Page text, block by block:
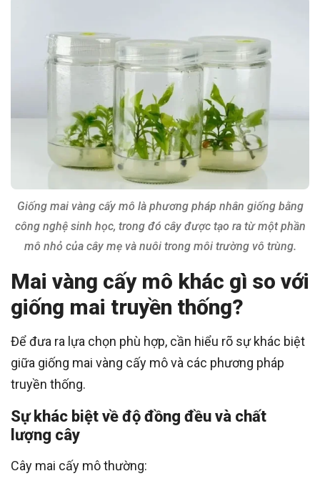
Giống mai vàng cấy mô là phương pháp nhân giống bằng
công nghệ sinh học, trong đó cây được tạo ra từ một phần
mô nhỏ của cây mẹ và nuôi trong môi trường vô trùng.
Mai vàng cấy mô khác gì so với
giống mai truyền thống?
Để đưa ra lựa chọn phù hợp, cần hiểu rõ sự khác biệt
giữa giống mai vàng cấy mô và các phương pháp
truyền thống.
Sự khác biệt về độ đồng đều và chất
lượng cây
Cây mai cấy mô thường: